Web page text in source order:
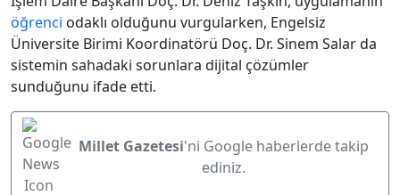
öğrenci odaklı olduğunu vurgularken, Engelsiz
Üniversite Birimi Koordinatörü Doç. Dr. Sinem Salar da
sistemin sahadaki sorunlara dijital çözümler
sunduğunu ifade etti.
Millet Gazetesi'ni Google haberlerde takip
ediniz.